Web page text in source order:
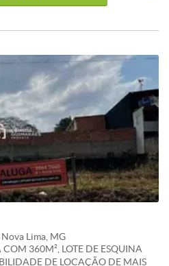
Lima, MG
360M², LOTE DE ESQUINA
DE LOCAÇÃO DE MAIS